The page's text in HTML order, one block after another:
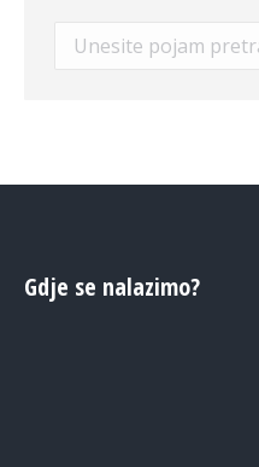
Search:
Gdje se nalazimo?